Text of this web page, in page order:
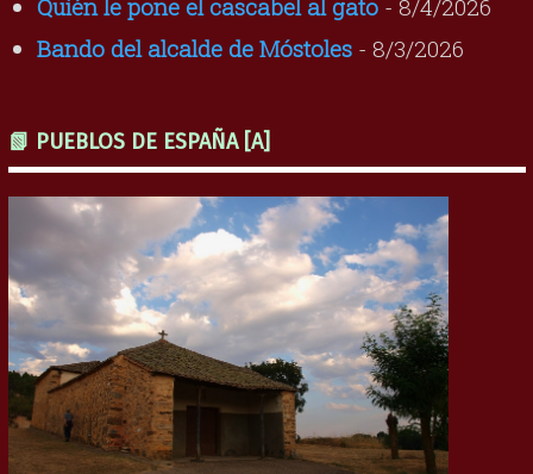
Quién le pone el cascabel al gato- 8/4/2026
Bando del alcalde de Móstoles- 8/3/2026
📗 PUEBLOS DE ESPAÑA [A]